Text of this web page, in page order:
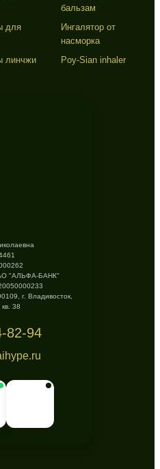
для
линчжи
бальзам
Ингалятор от
насморка
Poy-Sian inhaler
"АЛЬФА-БАНК"
г. Владивосток,
38
82-94